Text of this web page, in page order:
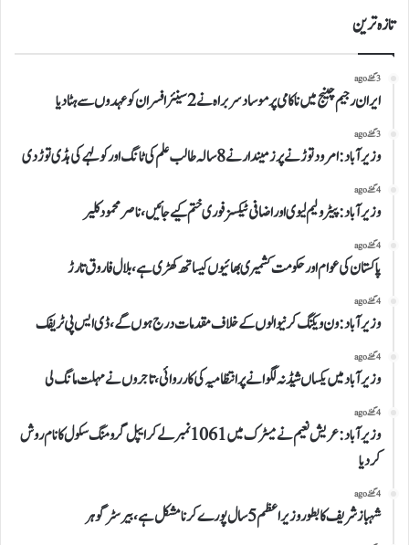
تازہ ترین
3 گھنٹے ago
ایران رجیم چینج میں ناکامی پر موساد سربراہ نے 2 سینئر افسران کو عہدوں سے ہٹا دیا
3 گھنٹے ago
وزیرآباد:امرود توڑنے پر زمیندار نے 8 سالہ طالب علم کی ٹانگ اور کولہے کی ہڈی توڑ دی
4 گھنٹے ago
وزیرآباد:پیٹرولیم لیوی اوراضافی ٹیکسز فوری ختم کیے جائیں،ناصر محمود کلیر
4 گھنٹے ago
پاکستان کی عوام اور حکومت کشمیری بھائیوں کیساتھ کھڑی ہے،بلال فاروق تارڑ
4 گھنٹے ago
وزیرآباد:ون ویلنگ کرنیوالوں کے خلاف مقدمات درج ہوں گے،ڈی ایس پی ٹریفک
4 گھنٹے ago
وزیرآباد میں یکساں شیڈ نہ لگوانے پر انتظامیہ کی کارروائی،تاجروں نے مہلت مانگ لی
4 گھنٹے ago
وزیرآباد:عریش نعیم نے میٹرک میں 1061نمبرلے کر ایپل گرومنگ سکول کا نام روش
کردیا
4 گھنٹے ago
شہباز شریف کا بطور وزیراعظم 5 سال پورے کرنا مشکل ہے،بیرسٹر گوہر